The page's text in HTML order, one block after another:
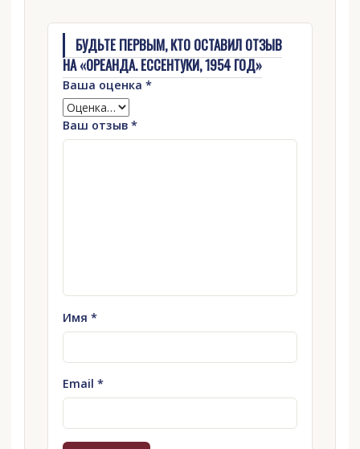
БУДЬТЕ ПЕРВЫМ, КТО ОСТАВИЛ ОТЗЫВ
НА «ОРЕАНДА. ЕССЕНТУКИ, 1954 ГОД»
Ваша оценка *
Ваш отзыв *
Имя *
Email *